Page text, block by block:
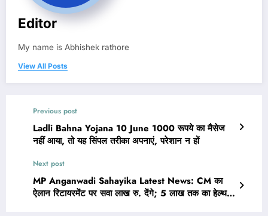
Editor
My name is Abhishek rathore
View All Posts
Previous post
Ladli Bahna Yojana 10 June 1000 रूपये का मैसेज
नहीं आया, तो यह सिंपल तरीका अपनाएं, परेशान न हों
Next post
MP Anganwadi Sahayika Latest News: CM का
ऐलान रिटायरमेंट पर सवा लाख रु. देंगे; 5 लाख तक का हेल्थ